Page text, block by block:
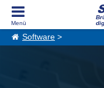
Software >